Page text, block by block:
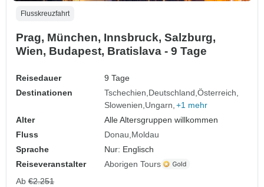
Flusskreuzfahrt
Prag, München, Innsbruck, Salzburg,
Wien, Budapest, Bratislava - 9 Tage
Reisedauer
9 Tage
Destinationen
Tschechien Deutschland Österreich
Slowenien Ungarn +1 mehr
Alter
Alle Altersgruppen willkommen
Fluss
Donau Moldau
Sprache
Nur: Englisch
Reiseveranstalter
Aborigen Tours
Ab €2.251